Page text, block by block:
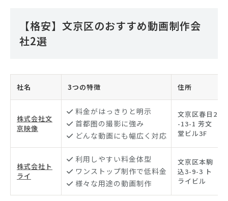
【格安】文京区のおすすめ動画制作会
社2選
社名 3つの特徴 住所
株式会社文
京映像
料金がはっきりと明示
首都圏の撮影に強み
どんな動画にも幅広く対応
文京区春日2
-13-1 芳文
堂ビル3F
株式会社ト
ライ
利用しやすい料金体型
ワンストップ制作で低料金
様々な用途の動画制作
文京区本駒
込3-9-3 ト
ライビル